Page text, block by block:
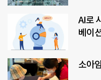
AI로
베이
소아